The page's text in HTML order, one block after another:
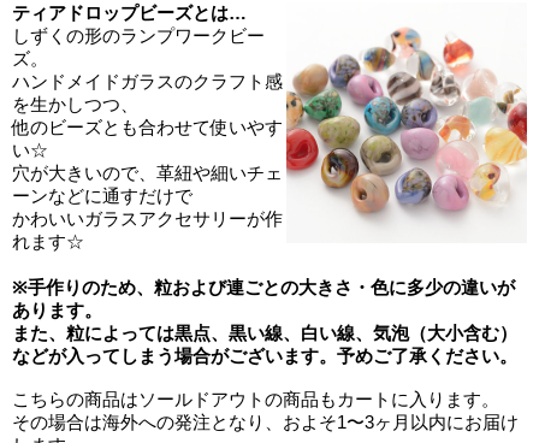
ティアドロップビーズとは…
しずくの形のランプワークビー
ズ。
ハンドメイドガラスのクラフト感
を生かしつつ、
他のビーズとも合わせて使いやす
い☆
穴が大きいので、革紐や細いチェ
ーンなどに通すだけで
かわいいガラスアクセサリーが作
れます☆
※手作りのため、粒および連ごとの大きさ・色に多少の違いが
あります。
また、粒によっては黒点、黒い線、白い線、気泡（大小含む）
などが入ってしまう場合がございます。予めご了承ください。
こちらの商品はソールドアウトの商品もカートに入ります。
その場合は海外への発注となり、およそ1〜3ヶ月以内にお届け